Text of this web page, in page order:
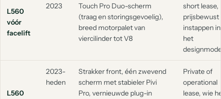
L560
vóór
facelift
2023
Touch Pro Duo-scherm
(traag en storingsgevoelig),
breed motorpalet van
viercilinder tot V8
short lease,
prijsbewust
instappen in
het
L560
2023-
heden
Strakker front, één zwevend
scherm met stabieler Pivi
Pro, vernieuwde plug-in
Private of
operational
lease, wie